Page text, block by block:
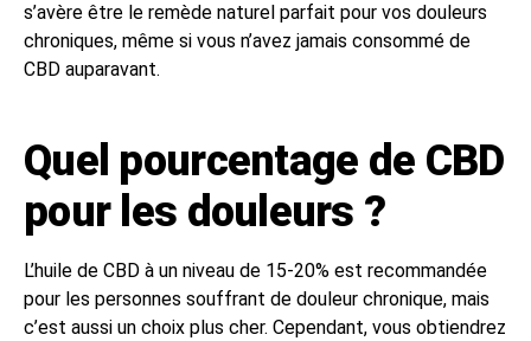
s’avère être le remède naturel parfait pour vos douleurs
chroniques, même si vous n’avez jamais consommé de
CBD auparavant.
Quel pourcentage de CBD
pour les douleurs ?
L’huile de CBD à un niveau de 15-20% est recommandée
pour les personnes souffrant de douleur chronique, mais
c’est aussi un choix plus cher. Cependant, vous obtiendrez